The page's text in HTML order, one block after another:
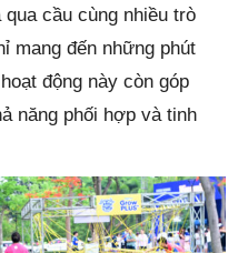
cầu cùng nhiều trò
mang đến những phút
động này còn góp
năng phối hợp và tinh